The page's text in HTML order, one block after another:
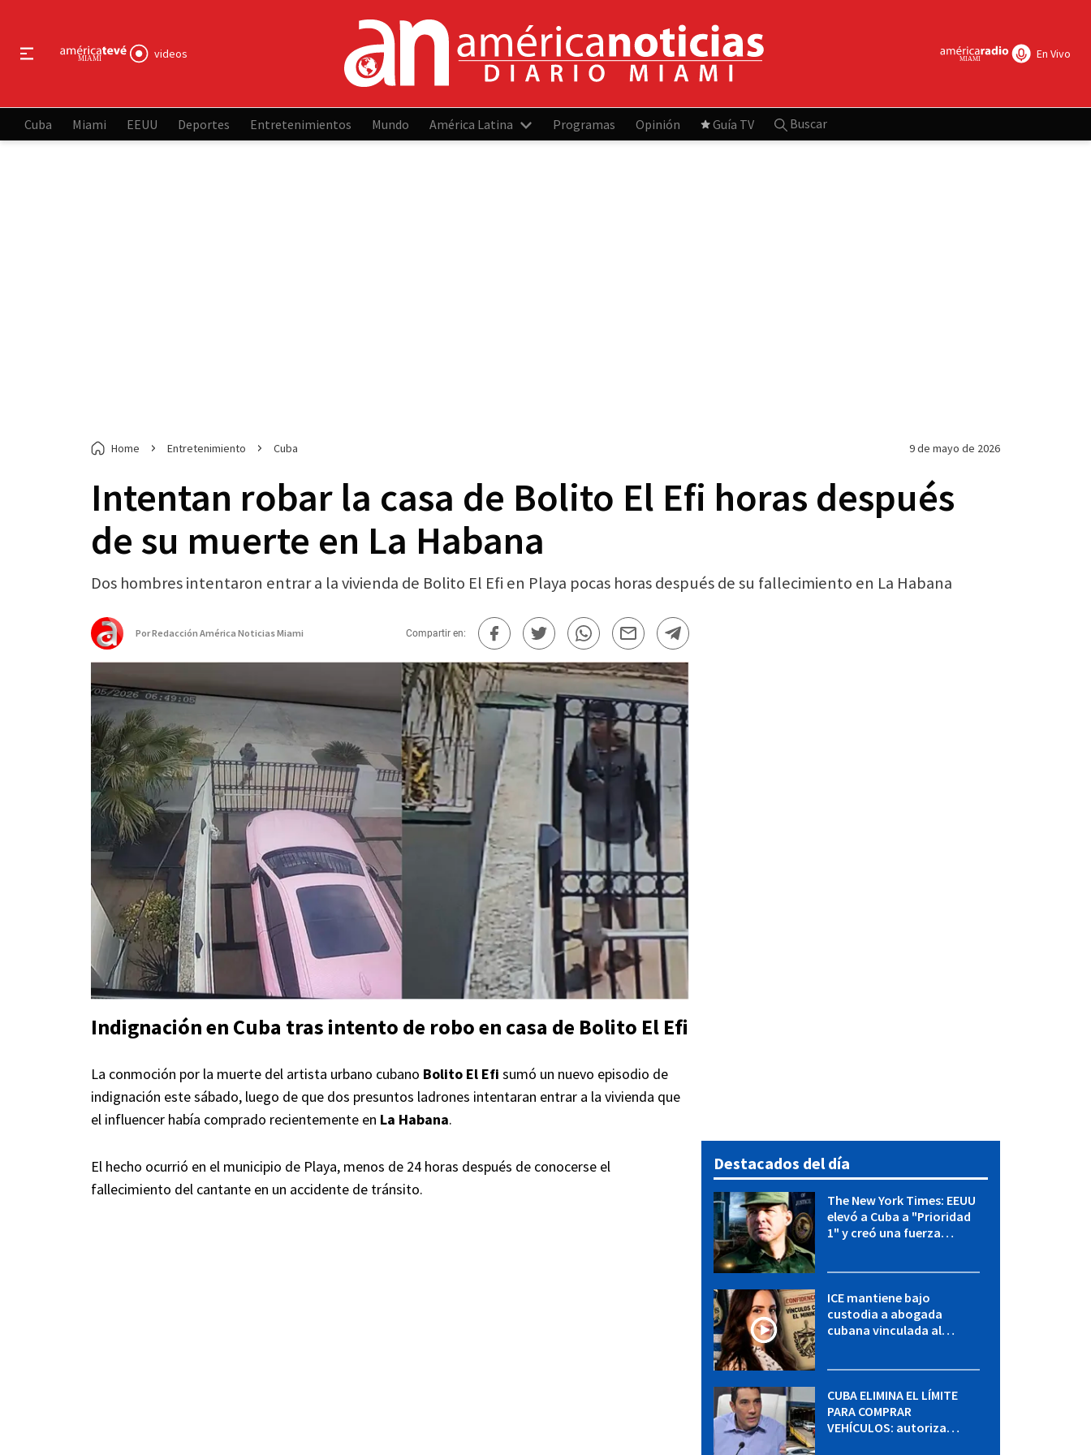
videos En Vivo
Cuba Miami EEUU Deportes Entretenimientos Mundo América Latina Programas Opinión Guía TV Buscar
Home Entretenimiento Cuba 9 de mayo de 2026
Intentan robar la casa de Bolito El Efi horas después
de su muerte en La Habana
Dos hombres intentaron entrar a la vivienda de Bolito El Efi en Playa pocas horas después de su fallecimiento en La Habana
PorRedacción América Noticias Miami Compartir en:
Indignación en Cuba tras intento de robo en casa de Bolito El Efi
La conmoción por la muerte del artista urbano cubano Bolito El Efi sumó un nuevo episodio de
indignación este sábado, luego de que dos presuntos ladrones intentaran entrar a la vivienda que
el influencer había comprado recientemente en La Habana.
El hecho ocurrió en el municipio de Playa, menos de 24 horas después de conocerse el
fallecimiento del cantante en un accidente de tránsito.
Destacados del día
The New York Times: EEUU
elevó a Cuba a "Prioridad
1" y creó una fuerza
ICE mantiene bajo
custodia a abogada
cubana vinculada al
CUBA ELIMINA EL LÍMITE
PARA COMPRAR
VEHÍCULOS: autoriza